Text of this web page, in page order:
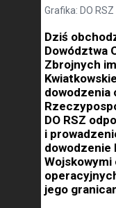
Grafika: DO RSZ
Dziś
Dowództwa
Zbrojnych
dowodzenia
DO RSZ
i
dowodzenie
Wojskowymi
jego